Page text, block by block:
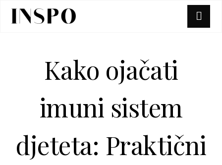
Kako ojačati
imuni sistem
djeteta: Praktični